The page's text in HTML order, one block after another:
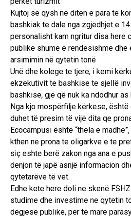
Kujtoj se qysh ne diten e para te
bashkiak te dale nga zgjedhjet e
personalisht kam ngritur disa here
publike shume e rendesishme
arsimimin në qytetin tonë
Unë dhe kolege te tjere, i kemi
ekzekutivit te bashkise te sjellë
bashkise, gjë që nuk ka ndodhur
Nga kjo mospërfilje kërkese,
duhet të presim të vijë dita qe
Ecocampusi është “thela e
kthen ne prona te oligarkve e te
siç eshte berë zakon nga ana e
denjon të japë asnjë informacion
qytetarëve të vet.
Edhe kete here doli ne skenë
studime dhe investime ne qytetin
degjesë publike, per te mare